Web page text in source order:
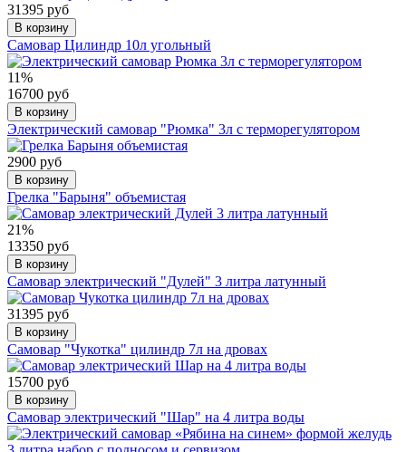
31395 руб
В корзину
Самовар Цилиндр 10л угольный
11%
16700 руб
В корзину
Электрический самовар "Рюмка" 3л с терморегулятором
2900 руб
В корзину
Грелка "Барыня" объемистая
21%
13350 руб
В корзину
Самовар электрический "Дулей" 3 литра латунный
31395 руб
В корзину
Самовар "Чукотка" цилиндр 7л на дровах
15700 руб
В корзину
Самовар электрический "Шар" на 4 литра воды